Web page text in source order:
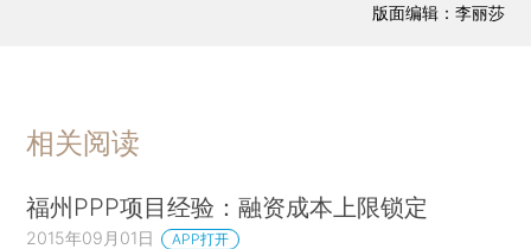
版面编辑：李丽莎
相关阅读
福州PPP项目经验：融资成本上限锁定
2015年09月01日 APP打开